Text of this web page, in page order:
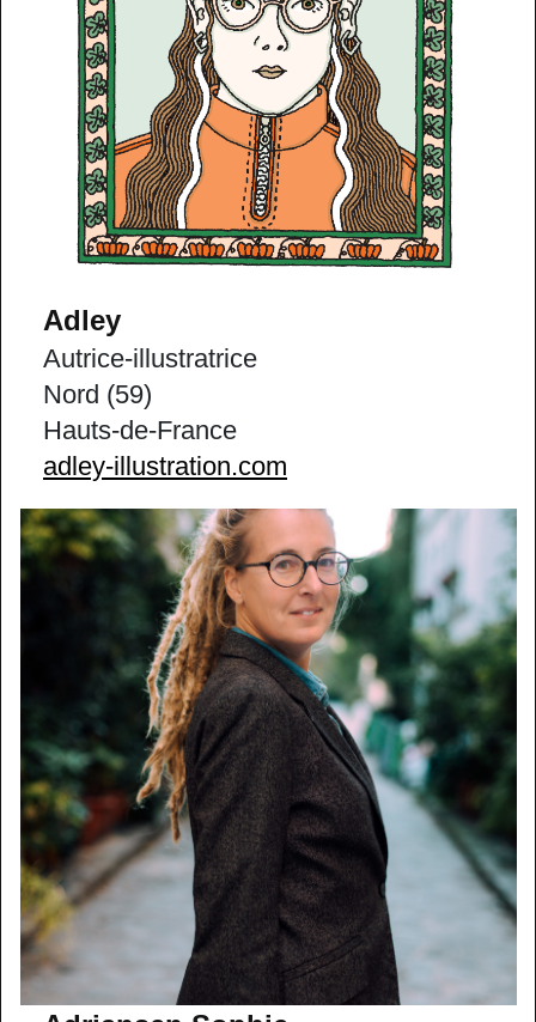
Adley
Autrice-illustratrice
Nord (59)
Hauts-de-France
adley-illustration.com